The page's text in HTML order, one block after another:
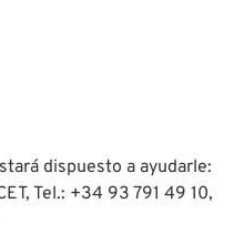
dispuesto a ayudarle:
Tel.: +34 93 791 49 10,